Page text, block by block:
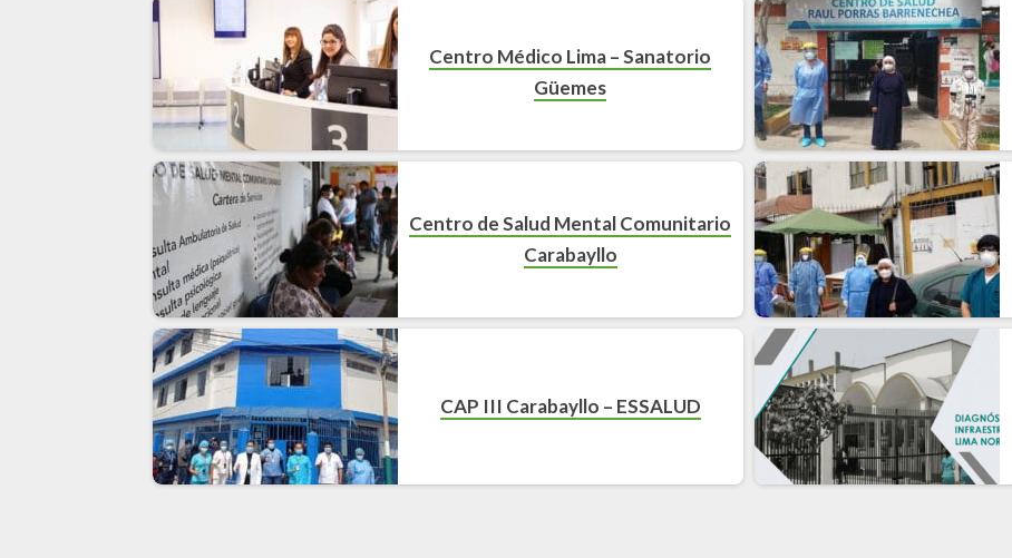
Centro Médico Lima – Sanatorio
Güemes
Centro de Salud Mental Comunitario
Carabayllo
CAP III Carabayllo – ESSALUD